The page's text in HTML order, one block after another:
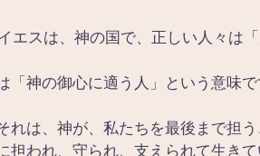
スは、神の国で、正しい人々は
神の御心に適う人」という意味
は、神が、私たちを最後まで担
われ、守られ、支えられて生き